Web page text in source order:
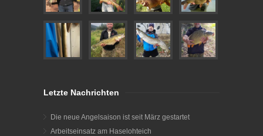
Letzte Nachrichten
Die neue Angelsaison ist seit März gestartet
Arbeitseinsatz am Haselohteich